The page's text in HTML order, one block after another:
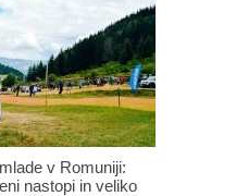
v Romuniji:
nastopi in veliko